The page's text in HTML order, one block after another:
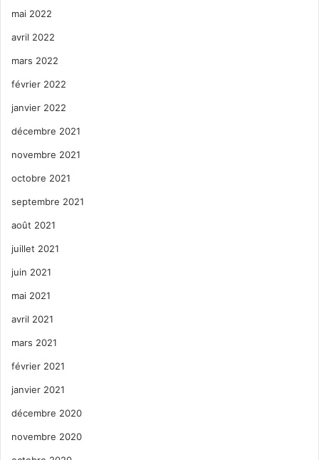
mai 2022
avril 2022
mars 2022
février 2022
janvier 2022
décembre 2021
novembre 2021
octobre 2021
septembre 2021
août 2021
juillet 2021
juin 2021
mai 2021
avril 2021
mars 2021
février 2021
janvier 2021
décembre 2020
novembre 2020